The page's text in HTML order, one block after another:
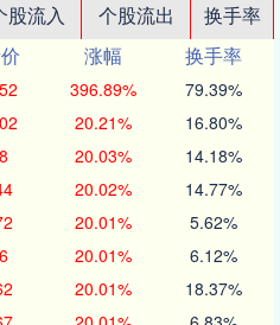
股流入 个股流出
换手率
涨幅
换手率
396.89% 79.39%
20.21% 16.80%
20.03% 14.18%
20.02% 14.77%
20.01% 5.62%
20.01% 6.12%
20.01% 18.37%